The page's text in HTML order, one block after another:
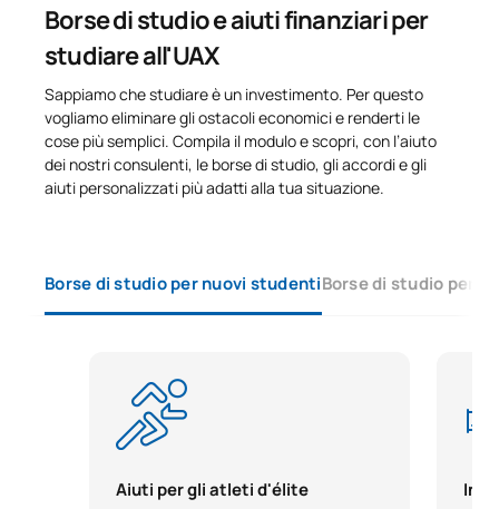
Borse di studio e aiuti finanziari per
studiare all'UAX
Sappiamo che studiare è un investimento. Per questo
vogliamo eliminare gli ostacoli economici e renderti le
cose più semplici. Compila il modulo e scopri, con l’aiuto
dei nostri consulenti, le borse di studio, gli accordi e gli
aiuti personalizzati più adatti alla tua situazione.
Borse di studio per nuovi studentiBorse di studio per
Aiuti per gli atleti d'élite